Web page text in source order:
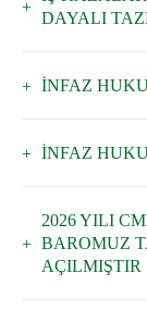
DAYALI
İNFAZ
İNFAZ
2026 YILI
BAROMUZ
AÇILMIŞTIR